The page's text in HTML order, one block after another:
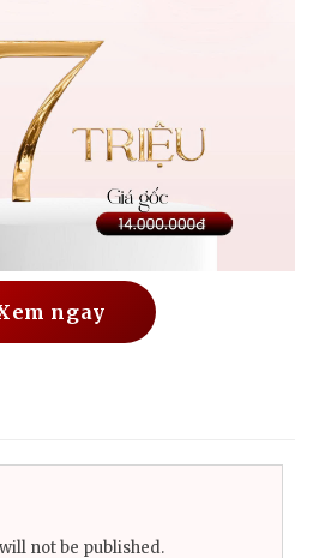
ngay
not be published.